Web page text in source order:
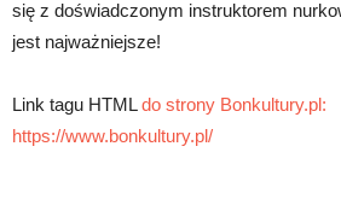
się z doświadczonym instruktorem
jest najważniejsze!
Link tagu HTMLdo strony Bonkultury.pl:
https://www.bonkultury.pl/